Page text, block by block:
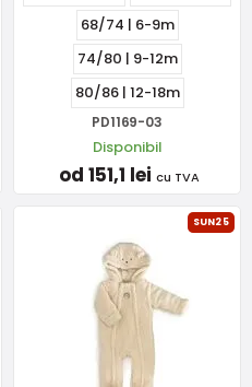
68/74 | 6-9m
74/80 | 9-12m
80/86 | 12-18m
PD1169-03
Disponibil
od 151,1 lei cu TVA
SUN25